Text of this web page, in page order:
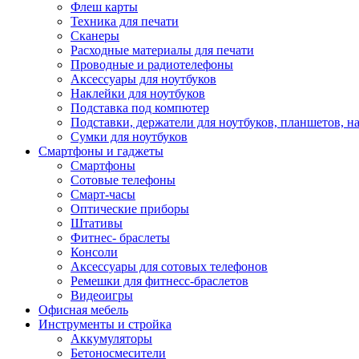
Флеш карты
Техника для печати
Сканеры
Расходные материалы для печати
Проводные и радиотелефоны
Аксессуары для ноутбуков
Наклейки для ноутбуков
Подставка под компютер
Подставки, держатели для ноутбуков, планшетов,
Сумки для ноутбуков
Смартфоны и гаджеты
Смартфоны
Сотовые телефоны
Смарт-часы
Оптические приборы
Штативы
Фитнес- браслеты
Консоли
Аксессуары для сотовых телефонов
Ремешки для фитнесс-браслетов
Видеоигры
Офисная мебель
Инструменты и стройка
Аккумуляторы
Бетоносмесители